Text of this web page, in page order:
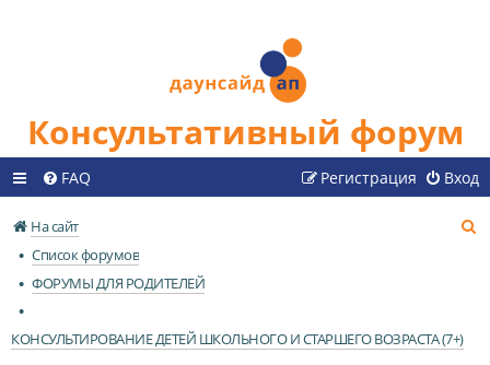
Консультативный форум
FAQ Вход
Регистрация
На сайт
Список форумов
ФОРУМЫ ДЛЯ РОДИТЕЛЕЙ
КОНСУЛЬТИРОВАНИЕ ДЕТЕЙ ШКОЛЬНОГО И СТАРШЕГО ВОЗРАСТА (7+)